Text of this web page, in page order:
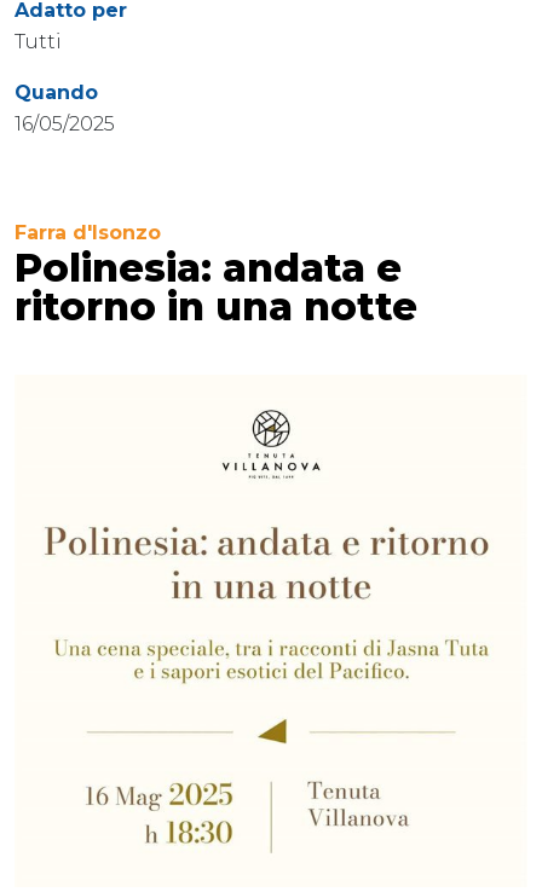
Adatto per
Tutti
Quando
16/05/2025
Farra d'Isonzo
Polinesia: andata e
ritorno in una notte